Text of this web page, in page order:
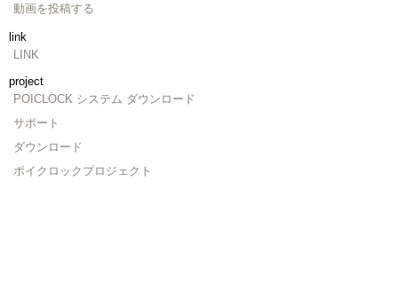
動画を投稿する
link
LINK
project
POICLOCK システム ダウンロード
サポート
ダウンロード
ポイクロックプロジェクト